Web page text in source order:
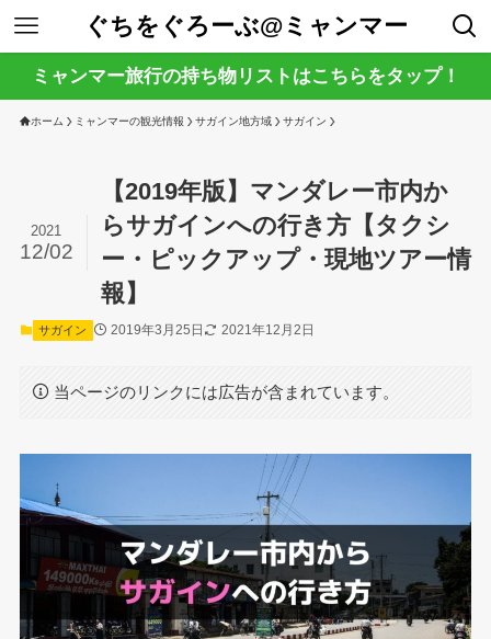
ぐちをぐろーぶ@ミャンマー
ミャンマー旅行の持ち物リストはこちらをタップ！
ホーム ミャンマーの観光情報 サガイン地方域 サガイン
【2019年版】マンダレー市内か
らサガインへの行き方【タクシ
ー・ピックアップ・現地ツアー情
報】
2021
12/02
サガイン 2019年3月25日 2021年12月2日
当ページのリンクには広告が含まれています。